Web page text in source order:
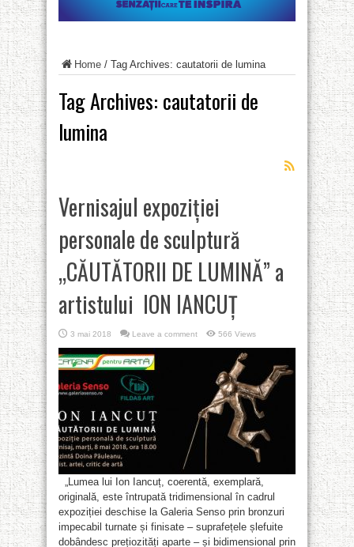
Home / Tag Archives: cautatorii de lumina
Tag Archives: cautatorii de
lumina
Vernisajul expoziţiei
personale de sculptură
„CĂUTĂTORII DE LUMINĂ” a
artistului ION IANCUŢ
3 mai 2018 Leave a comment 566 Views
„Lumea lui Ion Iancuț, coerentă, exemplară,
originală, este întrupată tridimensional în cadrul
expoziției deschise la Galeria Senso prin bronzuri
impecabil turnate și finisate – suprafețele șlefuite
dobândesc prețiozități aparte – și bidimensional prin